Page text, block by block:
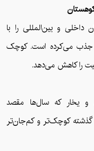
و بین‌المللی را با
جذب می‌کرده است. کوچک
را کاهش می‌دهد.
و یخار که سال‌ها مقصد
گذشته کوچک‌تر و کم‌جان‌تر